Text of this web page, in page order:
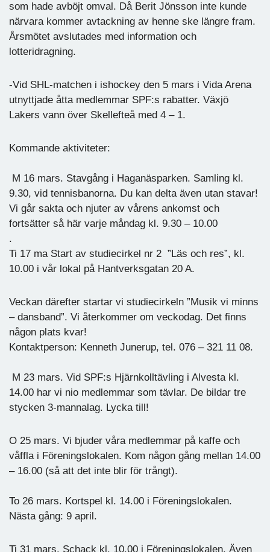
som hade avböjt omval. Då Berit Jönsson inte kunde
närvara kommer avtackning av henne ske längre fram.
Årsmötet avslutades med information och
lotteridragning.
-Vid SHL-matchen i ishockey den 5 mars i Vida Arena
utnyttjade åtta medlemmar SPF:s rabatter. Växjö
Lakers vann över Skellefteå med 4 – 1.
Kommande aktiviteter:
M 16 mars. Stavgång i Haganäsparken. Samling kl.
9.30, vid tennisbanorna. Du kan delta även utan stavar!
Vi går sakta och njuter av vårens ankomst och
fortsätter så här varje måndag kl. 9.30 – 10.00
.
Ti 17 ma Start av studiecirkel nr 2 ”Läs och res”, kl.
10.00 i vår lokal på Hantverksgatan 20 A.
Veckan därefter startar vi studiecirkeln ”Musik vi minns
– dansband”. Vi återkommer om veckodag. Det finns
någon plats kvar!
Kontaktperson: Kenneth Junerup, tel. 076 – 321 11 08.
M 23 mars. Vid SPF:s Hjärnkolltävling i Alvesta kl.
14.00 har vi nio medlemmar som tävlar. De bildar tre
stycken 3-mannalag. Lycka till!
O 25 mars. Vi bjuder våra medlemmar på kaffe och
våffla i Föreningslokalen. Kom någon gång mellan 14.00
– 16.00 (så att det inte blir för trångt).
To 26 mars. Kortspel kl. 14.00 i Föreningslokalen.
Nästa gång: 9 april.
Ti 31 mars. Schack kl. 10.00 i Föreningslokalen. Även